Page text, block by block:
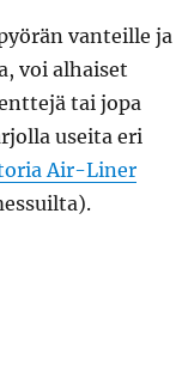
vanteille ja
voi alhaiset
tai jopa
useita eri
Air-Liner